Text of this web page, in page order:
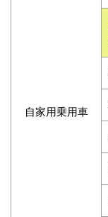
自家用乗用車